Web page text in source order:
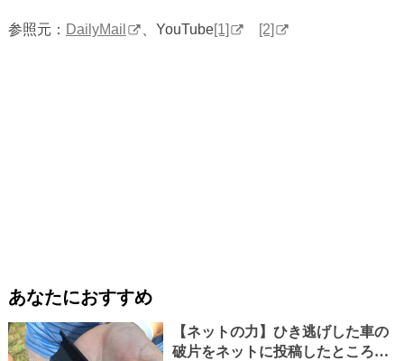
参照元： DailyMail 、YouTube[1] [2]
あなたにおすすめ
【ネットの力】ひき逃げした車の
破片をネットに投稿したところ…